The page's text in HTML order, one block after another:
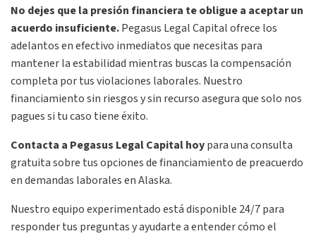
No dejes que la presión financiera te obligue a aceptar un
acuerdo insuficiente.Pegasus Legal Capital ofrece los
adelantos en efectivo inmediatos que necesitas para
mantener la estabilidad mientras buscas la compensación
completa por tus violaciones laborales. Nuestro
financiamiento sin riesgos y sin recurso asegura que solo nos
pagues si tu caso tiene éxito.
Contacta a Pegasus Legal Capital hoypara una consulta
gratuita sobre tus opciones de financiamiento de preacuerdo
en demandas laborales en Alaska.
Nuestro equipo experimentado está disponible 24/7 para
responder tus preguntas y ayudarte a entender cómo el